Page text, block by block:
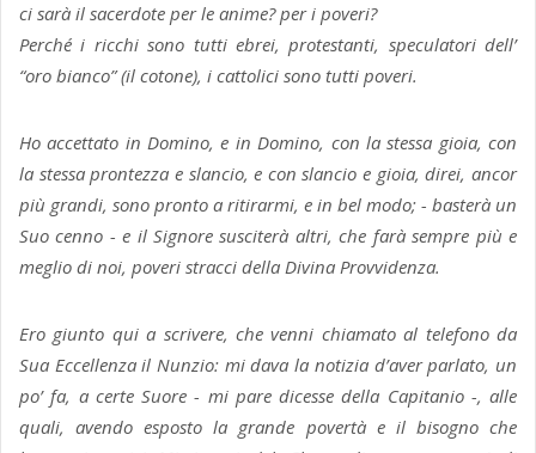
ci sarà il sacerdote per le anime? per i poveri?
Perché i ricchi sono tutti ebrei, protestanti, speculatori dell’
“oro bianco” (il cotone), i cattolici sono tutti poveri.
Ho accettato in Domino, e in Domino, con la stessa gioia, con
la stessa prontezza e slancio, e con slancio e gioia, direi, ancor
più grandi, sono pronto a ritirarmi, e in bel modo; - basterà un
Suo cenno - e il Signore susciterà altri, che farà sempre più e
meglio di noi, poveri stracci della Divina Provvidenza.
Ero giunto qui a scrivere, che venni chiamato al telefono da
Sua Eccellenza il Nunzio: mi dava la notizia d’aver parlato, un
po’ fa, a certe Suore - mi pare dicesse della Capitanio -, alle
quali, avendo esposto la grande povertà e il bisogno che